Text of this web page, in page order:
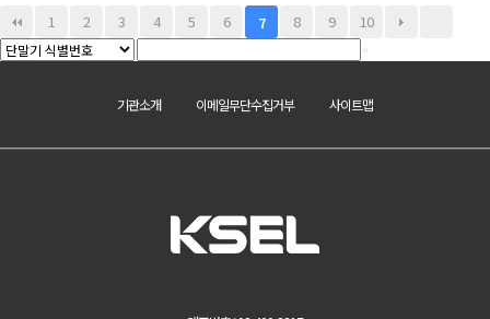
1 2 3 4 5 6 7 8 9 10
기관소개 이메일무단수집거부 사이트맵